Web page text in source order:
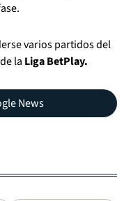
varios partidos del
la Liga BetPlay.
News